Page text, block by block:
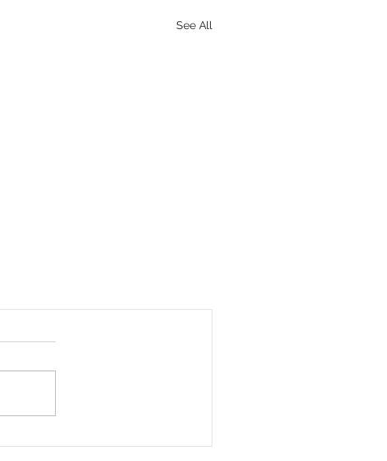
See All